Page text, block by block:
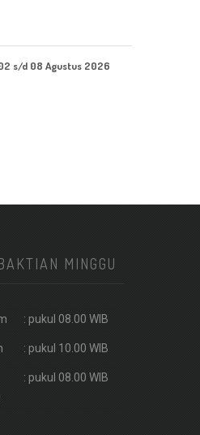
02 s/d 08 Agustus 2026
MINGGU
: pukul 08.00 WIB
: pukul 10.00 WIB
: pukul 08.00 WIB